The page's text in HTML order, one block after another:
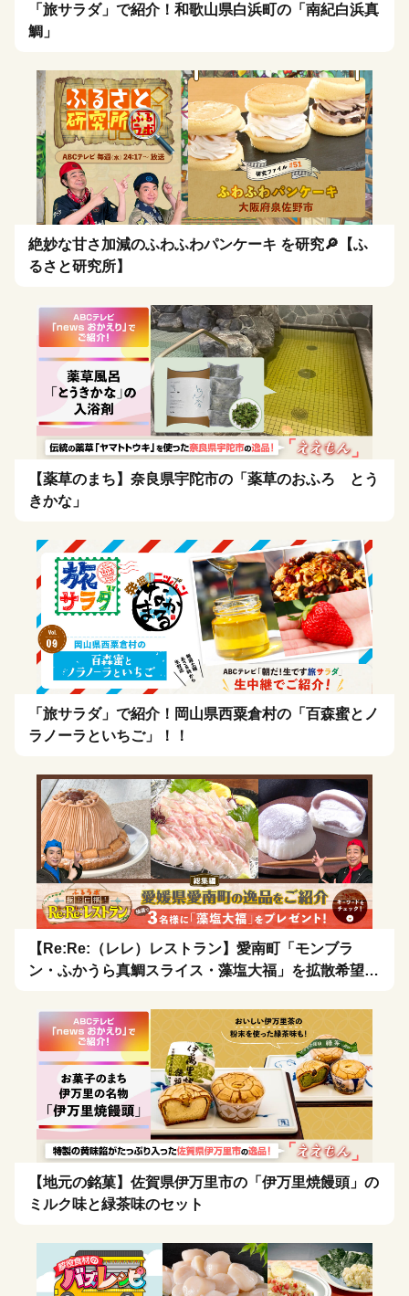
「旅サラダ」で紹介！和歌山県白浜町の「南紀白浜真
鯛」
絶妙な甘さ加減のふわふわパンケーキ を研究🔎【ふ
るさと研究所】
【薬草のまち】奈良県宇陀市の「薬草のおふろ とう
きかな」
「旅サラダ」で紹介！岡山県西粟倉村の「百森蜜とノ
ラノーラといちご」！！
【Re:Re:（レレ）レストラン】愛南町「モンブラ
ン・ふかうら真鯛スライス・藻塩大福」を拡散希望！
【地元の銘菓】佐賀県伊万里市の「伊万里焼饅頭」の
ミルク味と緑茶味のセット